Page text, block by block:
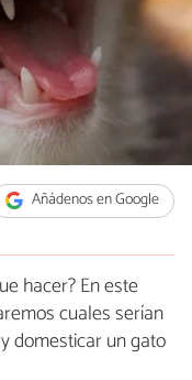
Añádenos en Google
hacer? En este
cuales serían
domesticar un gato